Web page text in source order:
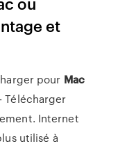
et
pour Mac
Télécharger
Internet
utilisé à